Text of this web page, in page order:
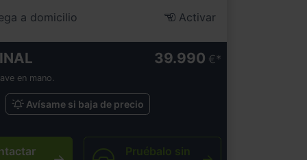
a domicilio Activar
39.990 €
en mano.
Avísame si baja de precio
Pruébalo sin